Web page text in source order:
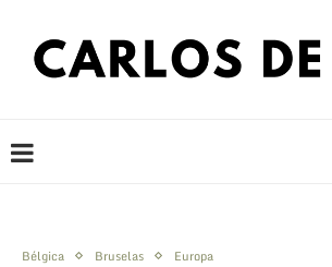
Bélgica Bruselas Europa